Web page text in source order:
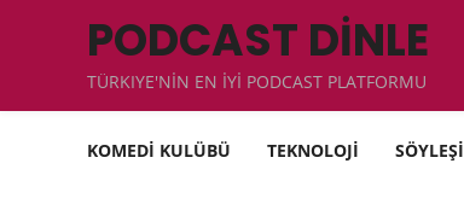
PODCAST DİNLE
TÜRKIYE'NİN EN İYİ PODCAST PLATFORMU
KOMEDİ KULÜBÜ TEKNOLOJİ SÖYLEŞİ